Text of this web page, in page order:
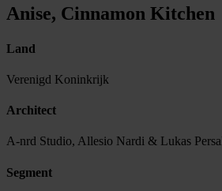
Anise, Cinnamon Kitchen
Land
Verenigd Koninkrijk
Architect
A-nrd Studio, Allesio Nardi & Lukas
Segment